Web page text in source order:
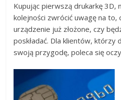
Kupując pierwszą drukarkę 3D,
kolejności zwrócić uwagę na to,
urządzenie już złożone, czy
poskładać. Dla klientów, którzy
swoją przygodę, poleca się